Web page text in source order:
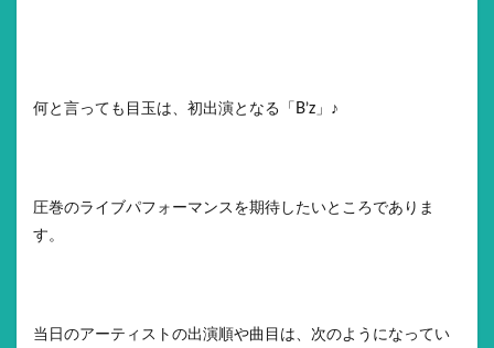
何と言っても目玉は、初出演となる「B’z」♪
圧巻のライブパフォーマンスを期待したいところでありま
す。
当日のアーティストの出演順や曲目は、次のようになってい